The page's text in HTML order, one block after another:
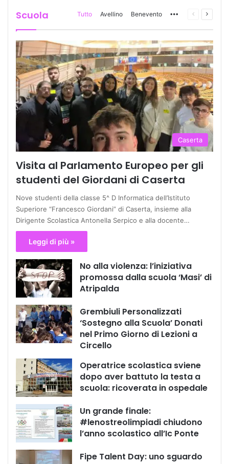
Scuola Tutto Avellino Benevento More Pagina
Caserta
Visita al Parlamento Europeo per gli
studenti del Giordani di Caserta
Nove studenti della classe 5^ D Informatica dell’Istituto
Superiore “Francesco Giordani” di Caserta, insieme alla
Dirigente Scolastica Antonella Serpico e alla docente…
Leggi di più »
No alla violenza: l’iniziativa
promossa dalla scuola ‘Masi’ di
Atripalda
Grembiuli Personalizzati
‘Sostegno alla Scuola’ Donati
nel Primo Giorno di Lezioni a
Circello
Operatrice scolastica sviene
dopo aver battuto la testa a
scuola: ricoverata in ospedale
Un grande finale:
#lenostreolimpiadi chiudono
l’anno scolastico all’Ic Ponte
Fipe Talent Day: uno sguardo